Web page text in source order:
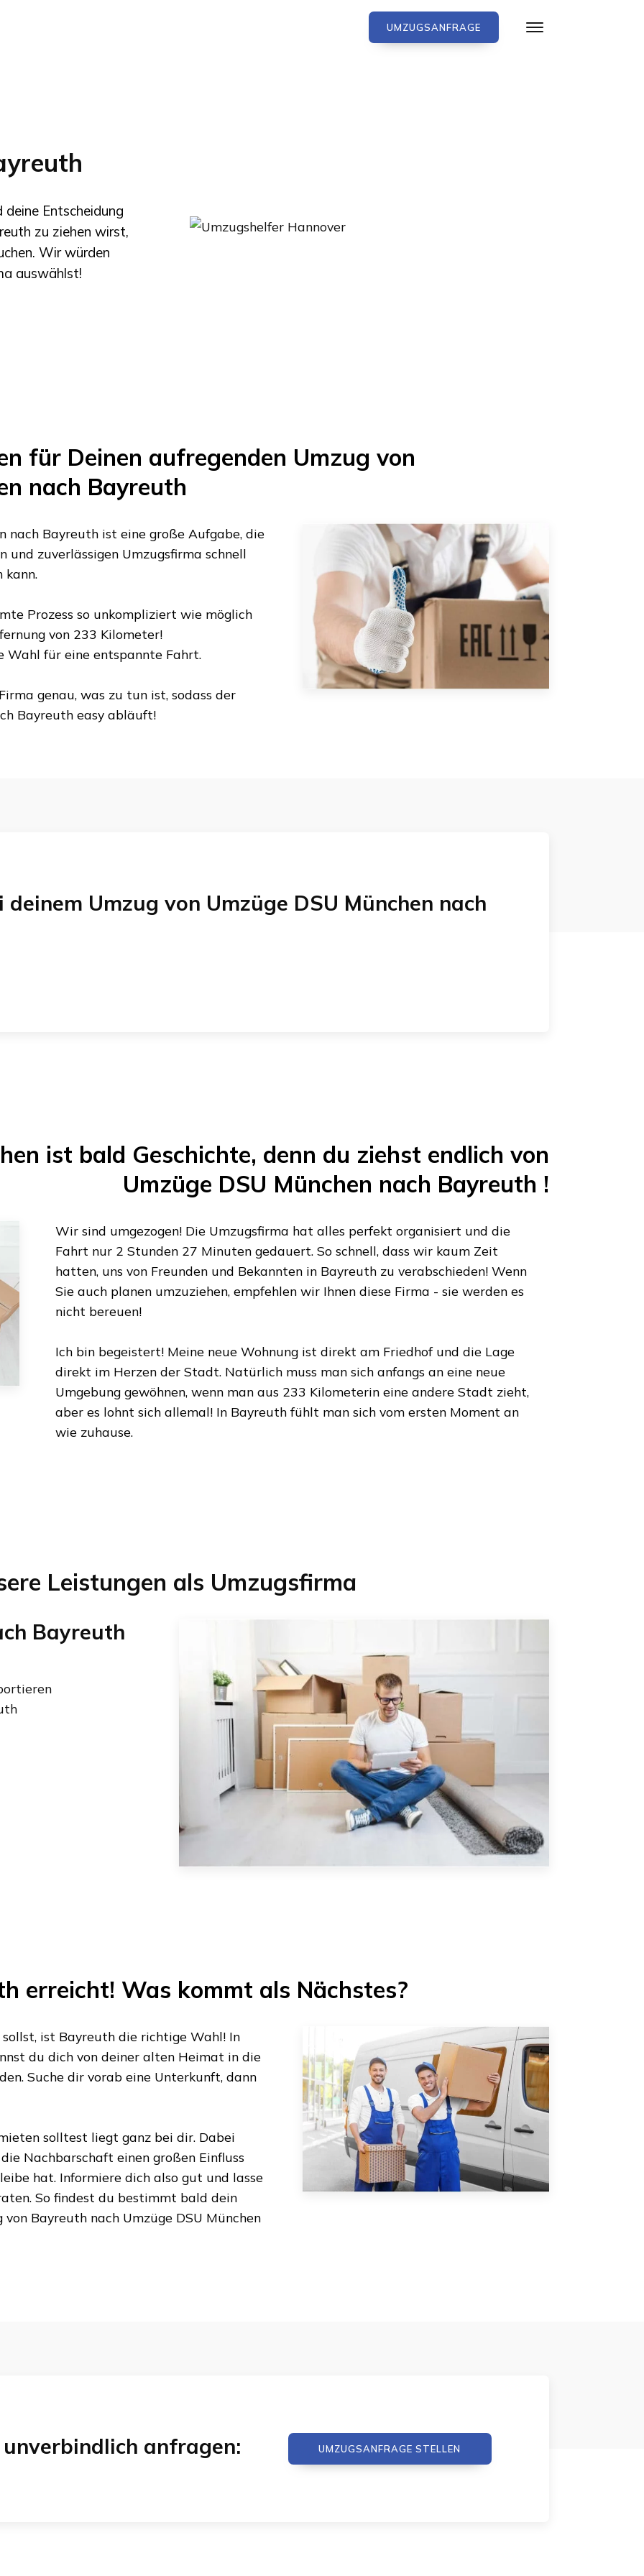
UMZUGSANFRAGE
Entscheidung
zu ziehen wirst,
Wir würden
auswählst!
für Deinen aufregenden Umzug von
nach Bayreuth
nach Bayreuth ist eine große Aufgabe, die
und zuverlässigen Umzugsfirma schnell
kann.
Prozess so unkompliziert wie möglich
von 233 Kilometer!
für eine entspannte Fahrt.
genau, was zu tun ist, sodass der
Bayreuth easy abläuft!
Umzug von Umzüge DSU München nach
ist bald Geschichte, denn du ziehst endlich von
Umzüge DSU München nach Bayreuth !
Wir sind umgezogen! Die Umzugsfirma hat alles perfekt organisiert und die
Fahrt nur 2 Stunden 27 Minuten gedauert. So schnell, dass wir kaum Zeit
hatten, uns von Freunden und Bekannten in Bayreuth zu verabschieden! Wenn
Sie auch planen umzuziehen, empfehlen wir Ihnen diese Firma - sie werden es
nicht bereuen!
Ich bin begeistert! Meine neue Wohnung ist direkt am Friedhof und die Lage
direkt im Herzen der Stadt. Natürlich muss man sich anfangs an eine neue
Umgebung gewöhnen, wenn man aus 233 Kilometerin eine andere Stadt zieht,
aber es lohnt sich allemal! In Bayreuth fühlt man sich vom ersten Moment an
wie zuhause.
Leistungen als Umzugsfirma
Bayreuth
erreicht! Was kommt als Nächstes?
ist Bayreuth die richtige Wahl! In
du dich von deiner alten Heimat in die
Suche dir vorab eine Unterkunft, dann
solltest liegt ganz bei dir. Dabei
Nachbarschaft einen großen Einfluss
hat. Informiere dich also gut und lasse
So findest du bestimmt bald dein
von Bayreuth nach Umzüge DSU München
anfragen: UMZUGSANFRAGE STELLEN